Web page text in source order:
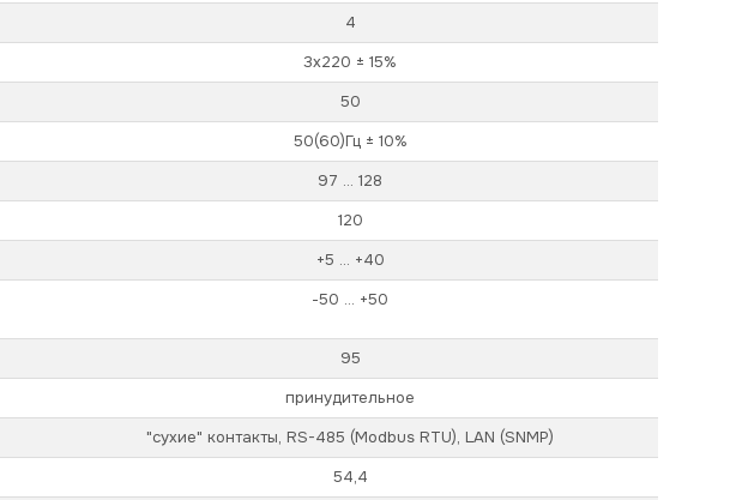
4
3х220 ± 15%
50
50(60)Гц ± 10%
97 ... 128
120
+5 ... +40
-50 ... +50
95
принудительное
"сухие" контакты, RS-485 (Modbus RTU), LAN (SNMP)
54,4